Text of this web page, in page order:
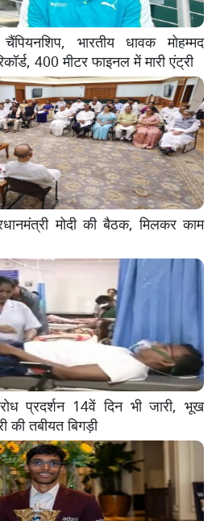
भारतीय धावक मोहम्मद
400 मीटर फाइनल में मारी एंट्री
मोदी की बैठक, मिलकर काम
प्रदर्शन 14वें दिन भी जारी, भूख
की तबीयत बिगड़ी